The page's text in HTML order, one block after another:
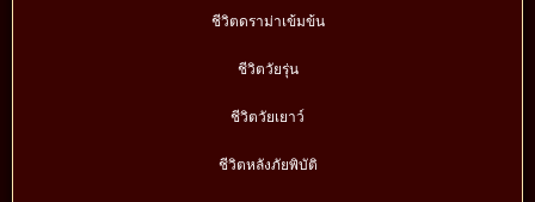
ชีวิตดราม่าเข้มข้น
ชีวิตวัยรุ่น
ชีวิตวัยเยาว์
ชีวิตหลังภัยพิบัติ